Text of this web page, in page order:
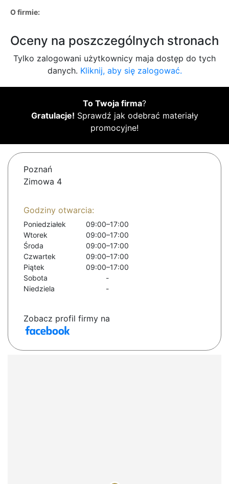
O firmie:
Oceny na poszczególnych stronach
Tylko zalogowani użytkownicy maja dostęp do tych
danych. Kliknij, aby się zalogować.
To Twoja firma?
Gratulacje! Sprawdź jak odebrać materiały
promocyjne!
Poznań
Zimowa 4
Godziny otwarcia:
Poniedziałek
09:00–17:00
Wtorek
09:00–17:00
Środa
09:00–17:00
Czwartek
09:00–17:00
Piątek
09:00–17:00
Sobota
-
Niedziela
-
Zobacz profil firmy na